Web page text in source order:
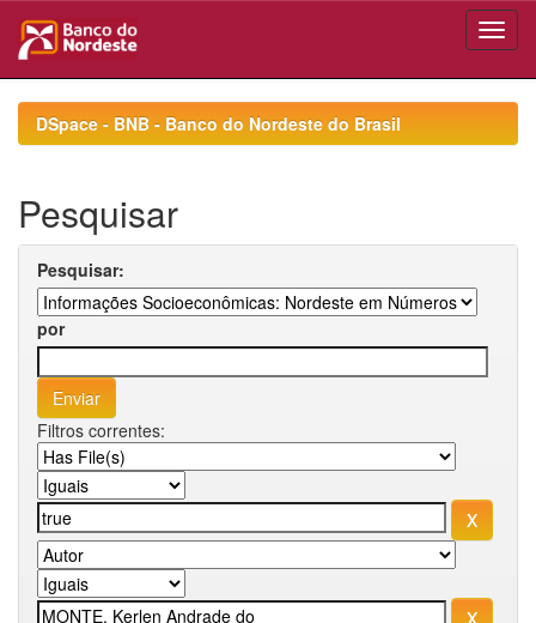
navigationDSpace - BNB - Banco do Nordeste do Brasil
Pesquisar
Pesquisar:
por
Filtros correntes: